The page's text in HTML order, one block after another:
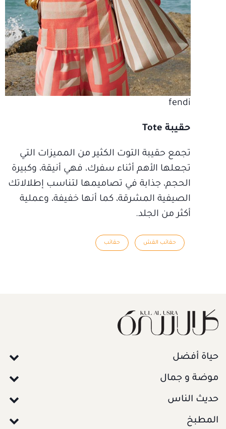
fendi
حقيبة Tote
تجمع حقيبة التوت الكثير من المميزات التي
تجعلها الأهم أثناء سفرك، فهي أنيقة، وكبيرة
الحجم، جذابة في تصاميمها لتناسب إطلالاتك
الصيفية المشرقة، كما أنها خفيفة، وعملية
أكثر من الجلد.
حقائب القش حقائب
حياة أفضل
موضة و جمال
حديث الناس
المطبخ